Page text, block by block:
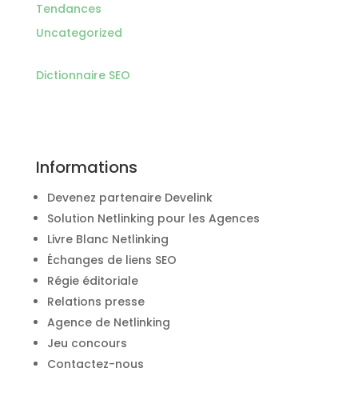
Tendances
Uncategorized
Dictionnaire SEO
Informations
Devenez partenaire Develink
Solution Netlinking pour les Agences
Livre Blanc Netlinking
Échanges de liens SEO
Régie éditoriale
Relations presse
Agence de Netlinking
Jeu concours
Contactez-nous